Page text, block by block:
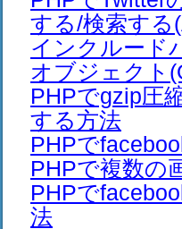
する/検索する
インクルード
オブジェクト
PHPでgzip圧
する方法
PHPで
PHPで複数の
PHPで
法